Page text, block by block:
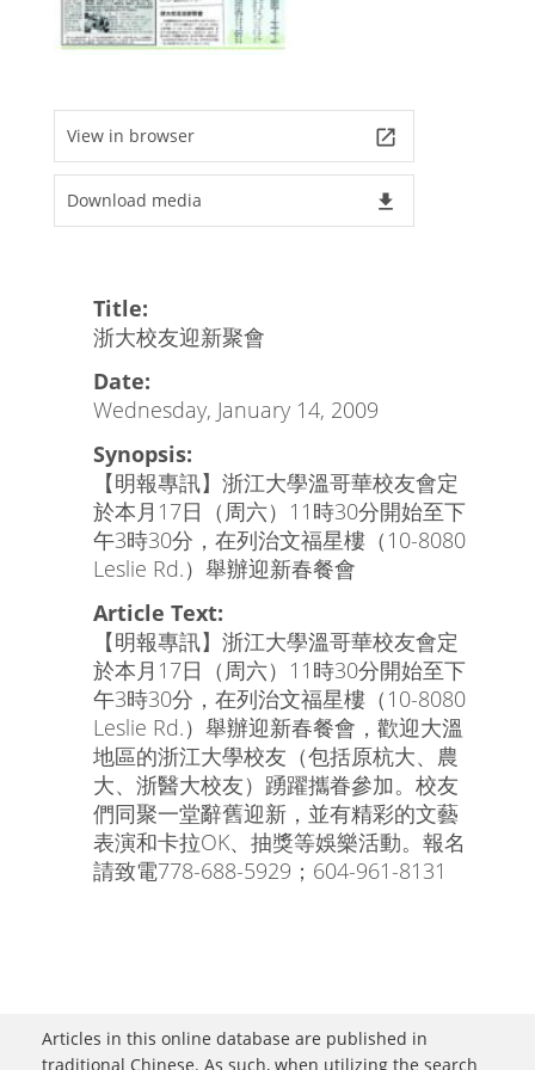
View in browser launch
Download media file_download
Title:
浙大校友迎新聚會
Date:
Wednesday, January 14, 2009
Synopsis:
【明報專訊】浙江大學溫哥華校友會定
於本月17日（周六）11時30分開始至下
午3時30分，在列治文福星樓（10-8080
Leslie Rd.）舉辦迎新春餐會
Article Text:
【明報專訊】浙江大學溫哥華校友會定
於本月17日（周六）11時30分開始至下
午3時30分，在列治文福星樓（10-8080
Leslie Rd.）舉辦迎新春餐會，歡迎大溫
地區的浙江大學校友（包括原杭大、農
大、浙醫大校友）踴躍攜眷參加。校友
們同聚一堂辭舊迎新，並有精彩的文藝
表演和卡拉OK、抽獎等娛樂活動。報名
請致電778-688-5929；604-961-8131
Articles in this online database are published in
traditional Chinese. As such, when utilizing the search